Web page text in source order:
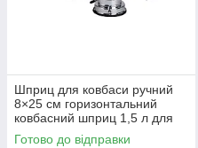
Шприц для ковбаси ручний
8×25 см горизонтальний
ковбасний шприц 1,5 л для
фаршу 3 насадки 16788-1
Готово до відправки